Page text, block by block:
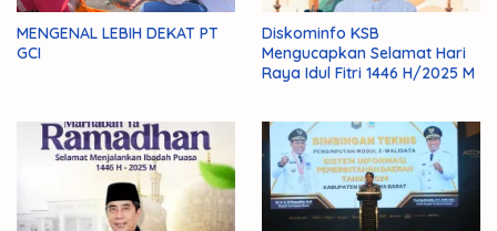
MENGENAL LEBIH DEKAT PT
GCI
Diskominfo KSB
Mengucapkan Selamat Hari
Raya Idul Fitri 1446 H/2025 M